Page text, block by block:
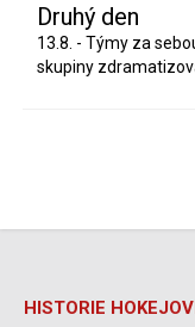
Druhý den
13.8. - Týmy za
skupiny
HISTORIE